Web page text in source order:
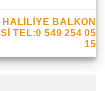
HALILIYE BALKON
TEL:0 549 254 05
15